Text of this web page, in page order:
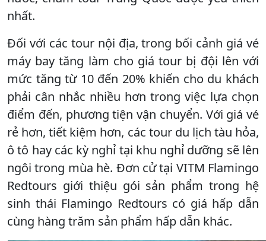
nhất.
Đối với các tour nội địa, trong bối cảnh giá vé
máy bay tăng làm cho giá tour bị đội lên với
mức tăng từ 10 đến 20% khiến cho du khách
phải cân nhắc nhiều hơn trong việc lựa chọn
điểm đến, phương tiện vận chuyển. Với giá vé
rẻ hơn, tiết kiệm hơn, các tour du lịch tàu hỏa,
ô tô hay các kỳ nghỉ tại khu nghỉ dưỡng sẽ lên
ngôi trong mùa hè. Đơn cử tại VITM Flamingo
Redtours giới thiệu gói sản phẩm trong hệ
sinh thái Flamingo Redtours có giá hấp dẫn
cùng hàng trăm sản phẩm hấp dẫn khác.